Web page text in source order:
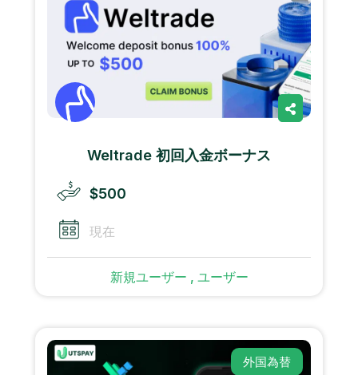
Weltrade 初回入金ボーナス
$500
現在
新規ユーザー , ユーザー
外国為替